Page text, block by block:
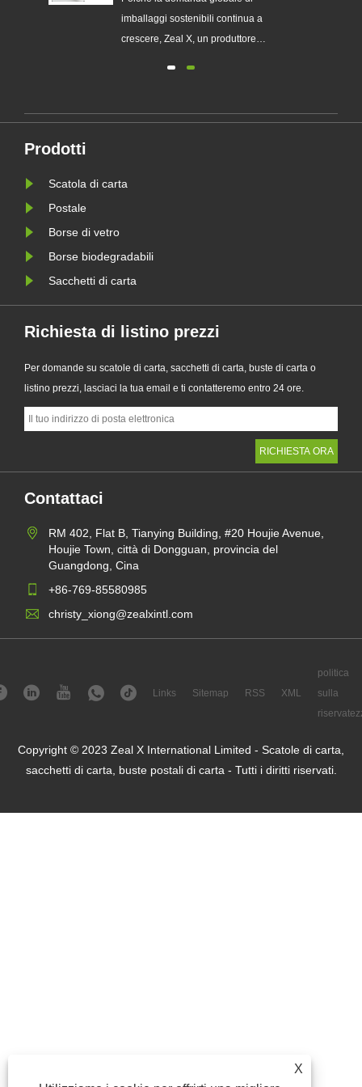
X
le
plastica monouso
imballaggi sostenibili continua a
crescere, Zeal X, un produttore
carta Glassine personalizzati.
Prodotti
Scatola di carta
Postale
Borse di vetro
Borse biodegradabili
Sacchetti di carta
Richiesta di listino prezzi
Per domande su scatole di carta, sacchetti di carta, buste di carta o
listino prezzi, lasciaci la tua email e ti contatteremo entro 24 ore.
Contattaci
RM 402, Flat B, Tianying Building, #20 Houjie Avenue,
Houjie Town, città di Dongguan, provincia del
Guangdong, Cina
+86-769-85580985
christy_xiong@zealxintl.com
Links Sitemap RSS XML
politica
sulla
Copyright © 2023 Zeal X International Limited - Scatole di carta,
sacchetti di carta, buste postali di carta - Tutti i diritti riservati.